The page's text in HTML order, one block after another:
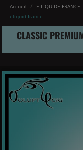
Accueil E-LIQUIDE FRANCE
eliquid france
CLASSIC